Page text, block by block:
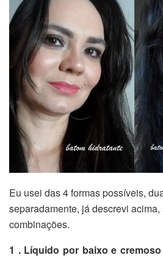
Eu usei das 4 formas possíveis,
separadamente, já descrevi
combinações.
1 . Líquido por baixo e